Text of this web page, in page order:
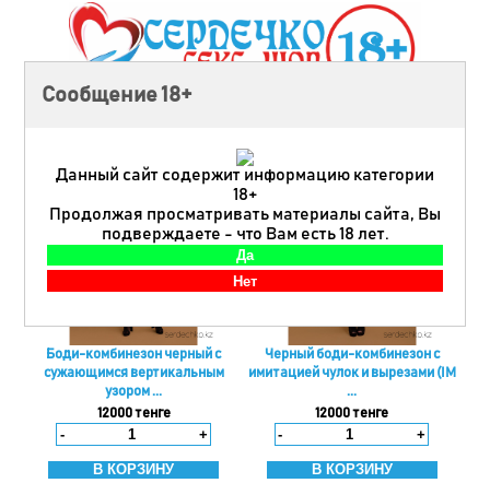
Сообщение 18+
Данный сайт содержит информацию категории
18+
Продолжая просматривать материалы сайта, Вы
подверждаете - что Вам есть 18 лет.
Эротическое бельё для женщин
Боди-комбинезон черный с
сужающимся вертикальным
узором ...
12000 тенге
- +
Черный боди-комбинезон с
имитацией чулок и вырезами (IM
...
12000 тенге
- +